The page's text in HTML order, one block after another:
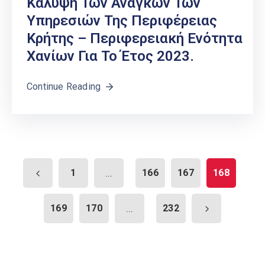
Υπηρεσιών Της Περιφέρειας
Κρήτης – Περιφερειακή Ενότητα
Χανίων Για Το Έτος 2023.
Continue Reading
1 ... 166 167 168
169 170 ... 232